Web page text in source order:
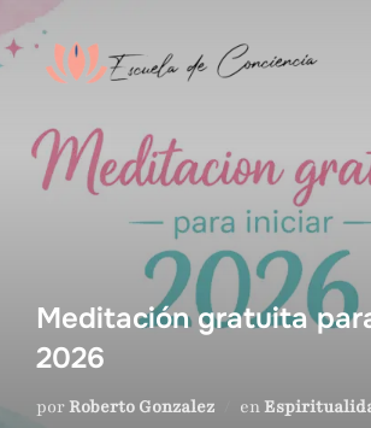
Meditación gratuita
2026
porRoberto Gonzalez en